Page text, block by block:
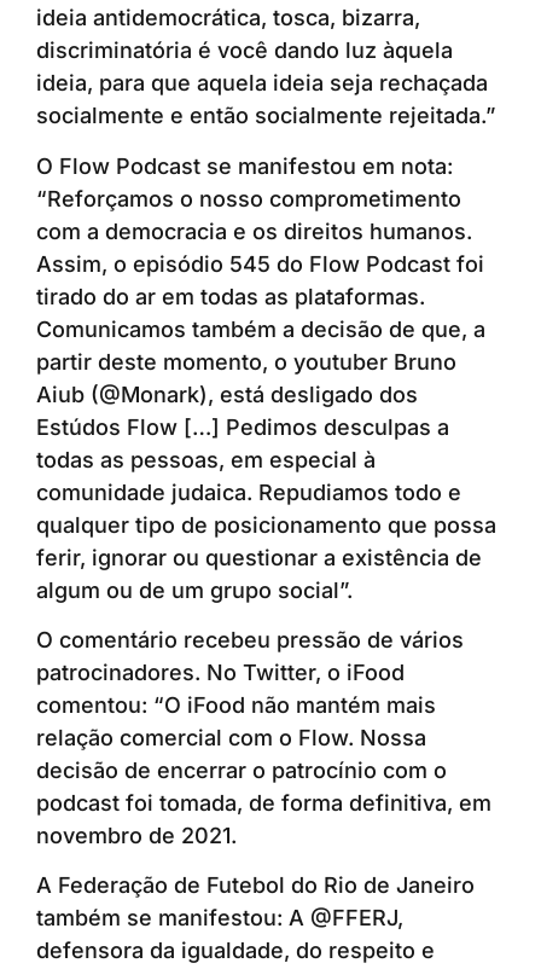
ideia antidemocrática, tosca, bizarra,
discriminatória é você dando luz àquela
ideia, para que aquela ideia seja rechaçada
socialmente e então socialmente rejeitada.”
O Flow Podcast se manifestou em nota:
“Reforçamos o nosso comprometimento
com a democracia e os direitos humanos.
Assim, o episódio 545 do Flow Podcast foi
tirado do ar em todas as plataformas.
Comunicamos também a decisão de que, a
partir deste momento, o youtuber Bruno
Aiub (@Monark), está desligado dos
Estúdos Flow […] Pedimos desculpas a
todas as pessoas, em especial à
comunidade judaica. Repudiamos todo e
qualquer tipo de posicionamento que possa
ferir, ignorar ou questionar a existência de
algum ou de um grupo social”.
O comentário recebeu pressão de vários
patrocinadores. No Twitter, o iFood
comentou: “O iFood não mantém mais
relação comercial com o Flow. Nossa
decisão de encerrar o patrocínio com o
podcast foi tomada, de forma definitiva, em
novembro de 2021.
A Federação de Futebol do Rio de Janeiro
também se manifestou: A @FFERJ,
defensora da igualdade, do respeito e